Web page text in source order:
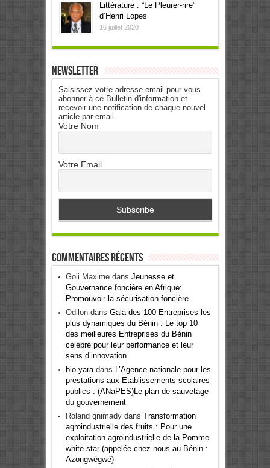
Littérature : “Le Pleurer-rire”
d’Henri Lopes
16 juillet 2020
Newsletter
Saisissez votre adresse email pour vous
abonner à ce Bulletin d'information et
recevoir une notification de chaque nouvel
article par email.
Votre Nom
Votre Email
Commentaires récents
Goli Maximedans Jeunesse et
Gouvernance foncière en Afrique:
Promouvoir la sécurisation foncière
Odilondans Gala des 100 Entreprises les
plus dynamiques du Bénin : Le top 10
des meilleures Entreprises du Bénin
célébré pour leur performance et leur
sens d’innovation
bio yaradans L’Agence nationale pour les
prestations aux Etablissements scolaires
publics : (ANaPES)Le plan de sauvetage
du gouvernement
Roland gnimadydans Transformation
agroindustrielle des fruits : Pour une
exploitation agroindustrielle de la Pomme
white star (appelée chez nous au Bénin :
Azongwégwé)